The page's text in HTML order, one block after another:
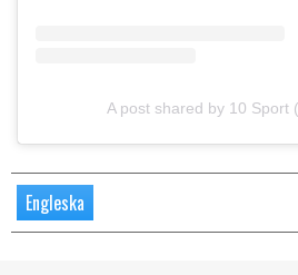
A post shared by 10 Sport
Engleska